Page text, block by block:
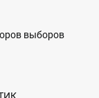
выборов